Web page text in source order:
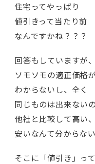
住宅ってやっぱり
値引きって当たり前
なんですかね？？？
回答もしていますが、
ソモソモの適正価格が
わからないし、全く
同じものは出来ない
他社と比較して高い、
安いなんて分からない
そこに「値引き」って